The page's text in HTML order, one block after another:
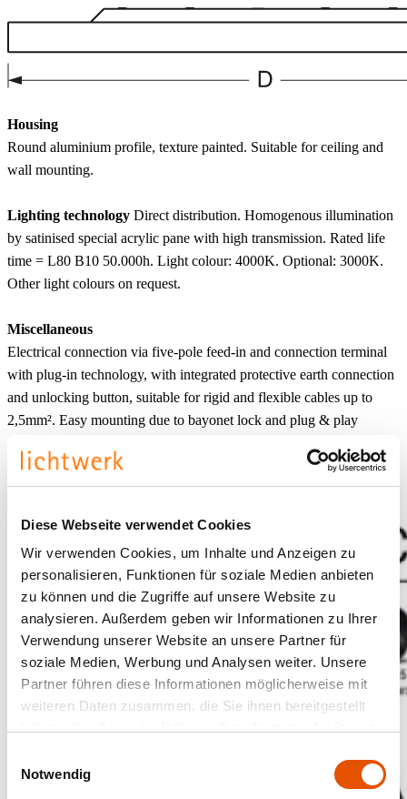
Diese Webseite verwendet Cookies
Wir verwenden Cookies, um Inhalte und Anzeigen zu
personalisieren, Funktionen für soziale Medien anbieten
zu können und die Zugriffe auf unsere Website zu
analysieren. Außerdem geben wir Informationen zu Ihrer
Verwendung unserer Website an unsere Partner für
soziale Medien, Werbung und Analysen weiter. Unsere
Partner führen diese Informationen möglicherweise mit
weiteren Daten zusammen, die Sie ihnen bereitgestellt
Notwendig
Housing
Round aluminium profile, texture painted. Suitable for ceiling and
wall mounting.
Lighting technology Direct distribution. Homogenous illumination
by satinised special acrylic pane with high transmission. Rated life
time = L80 B10 50.000h. Light colour: 4000K. Optional: 3000K.
Other light colours on request.
Miscellaneous
Electrical connection via five-pole feed-in and connection terminal
with plug-in technology, with integrated protective earth connection
and unlocking button, suitable for rigid and flexible cables up to
2,5mm². Easy mounting due to bayonet lock and plug & play